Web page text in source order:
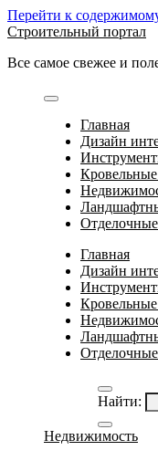
Перейти к
Строительный портал
Все самое свежее и
Главная
Дизайн
Главная
Дизайн
Найти:
Недвижимость